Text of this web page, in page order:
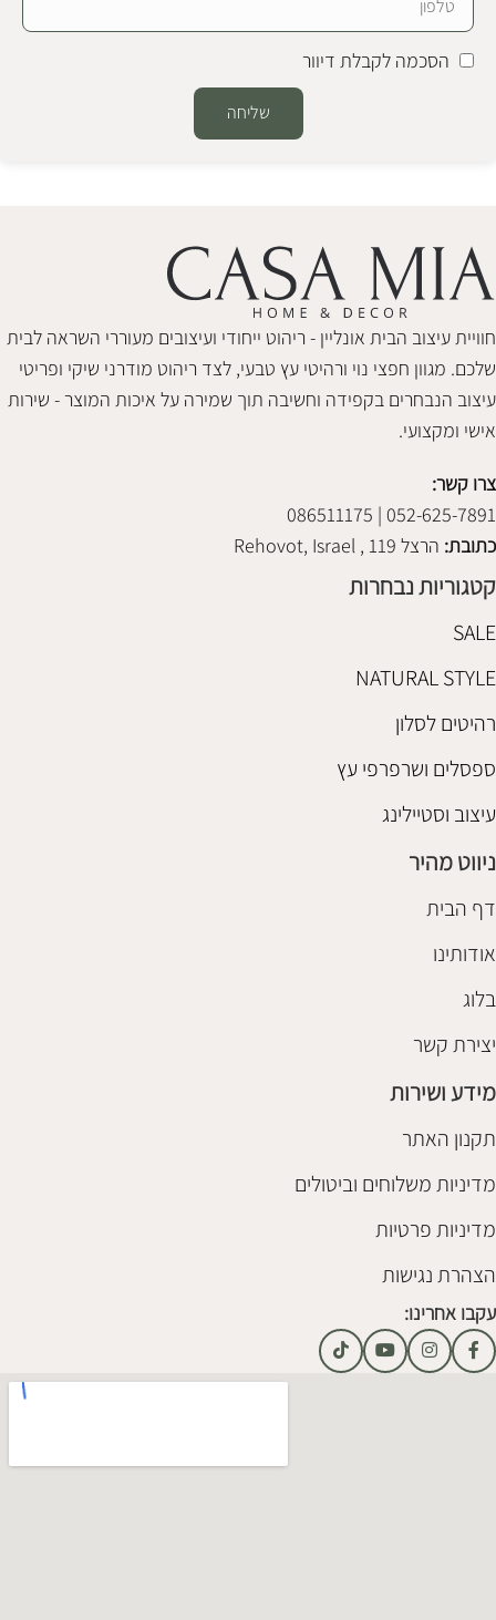
הסכמה לקבלת דיוור
שליחה
חוויית עיצוב הבית אונליין - ריהוט ייחודי ועיצובים מעוררי השראה לבית
שלכם. מגוון חפצי נוי ורהיטי עץ טבעי, לצד ריהוט מודרני שיקי ופריטי
עיצוב הנבחרים בקפידה וחשיבה תוך שמירה על איכות המוצר - שירות
אישי ומקצועי.
צרו קשר:
052-625-7891 | 086511175
כתובת: הרצל 119 , Rehovot, Israel
קטגוריות נבחרות
SALE
NATURAL STYLE
רהיטים לסלון
ספסלים ושרפרפי עץ
עיצוב וסטיילינג
ניווט מהיר
דף הבית
אודותינו
בלוג
יצירת קשר
מידע ושירות
תקנון האתר
מדיניות משלוחים וביטולים
מדיניות פרטיות
הצהרת נגישות
עקבו אחרינו: